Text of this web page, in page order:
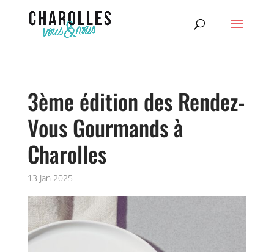
3ème édition des Rendez-
Vous Gourmands à
Charolles
13 Jan 2025